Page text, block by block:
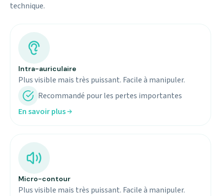
technique.
Micro-contour
Plus visible mais très puissant. Facile à manipuler.
Intra-auriculaire
Plus visible mais très puissant. Facile à manipuler.
Recommandé pour les pertes importantes
En savoir plus